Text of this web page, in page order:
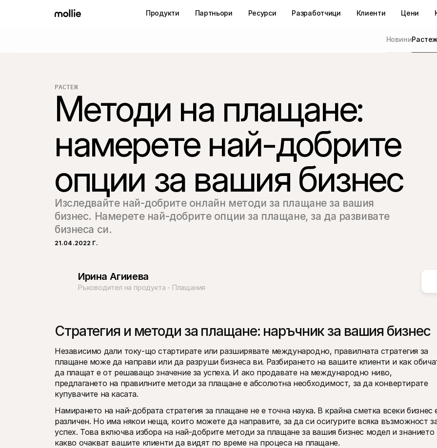
Продукти Партньори Ресурси Разработчици Клиенти Цени
Новини
РАСТЕЖ
Методи на плащане:
намерете най-добрите
опции за вашия бизнес
Изследвайте най-добрите онлайн методи за плащане за вашия
бизнес. Намерете най-добрите опции за плащане, за да развивате
бизнеса си.
21.04.2022 Г.
Ирина Агииева
Ръководител на продукта - Плащания
Стратегия и методи за плащане: наръчник за вашия бизнес
Независимо дали току-що стартирате или разширявате международно, правилната стратегия за
плащане може да направи или да разруши бизнеса ви. Разбирането на вашите клиенти и как
да плащат е от решаващо значение за успеха. И ако продавате на международно ниво,
предлагането на правилните методи за плащане е абсолютна необходимост, за да конвертирате
купувачите на касата.
Намирането на най-добрата стратегия за плащане не е точна наука. В крайна сметка всеки бизнес
различен. Но има някои неща, които можете да направите, за да си осигурите всяка възможност
успех. Това включва избора на най-добрите методи за плащане за вашия бизнес модел и знанието
какво очакват вашите клиенти да видят по време на процеса на плащане.